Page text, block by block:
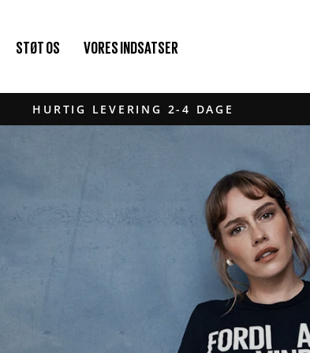
STØT OS VORES INDSATSER
Pause
HURTIG LEVERING 2-4 DAGE